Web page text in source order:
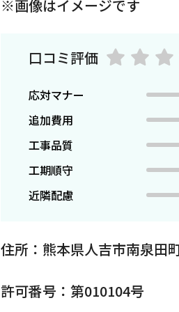
※画像はイメージです
口コミ評価
応対マナー
追加費用
工事品質
工期順守
近隣配慮
住所：熊本県人吉市南泉田
許可番号：第010104号